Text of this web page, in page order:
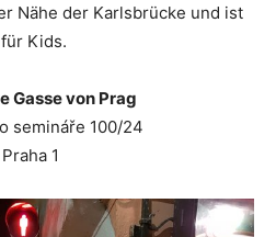
Nähe der Karlsbrücke und ist
Kids.
Gasse von Prag
semináře 100/24
Praha 1